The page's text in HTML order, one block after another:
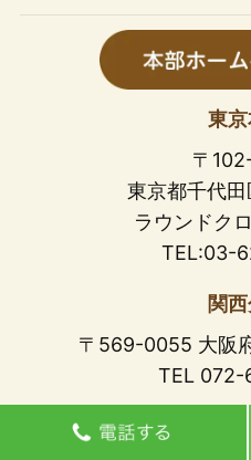
東
〒
東京都千代
ラウンドク
TEL:03-
関
〒569-0055 大阪
TEL
動物取